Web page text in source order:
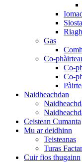
Gas
Co-
Co-
Co-
Naidheachdan
Ceistean Cumanta
Mu ar deidhinn
Teisteanas
Turas
Cuir fios thugainn